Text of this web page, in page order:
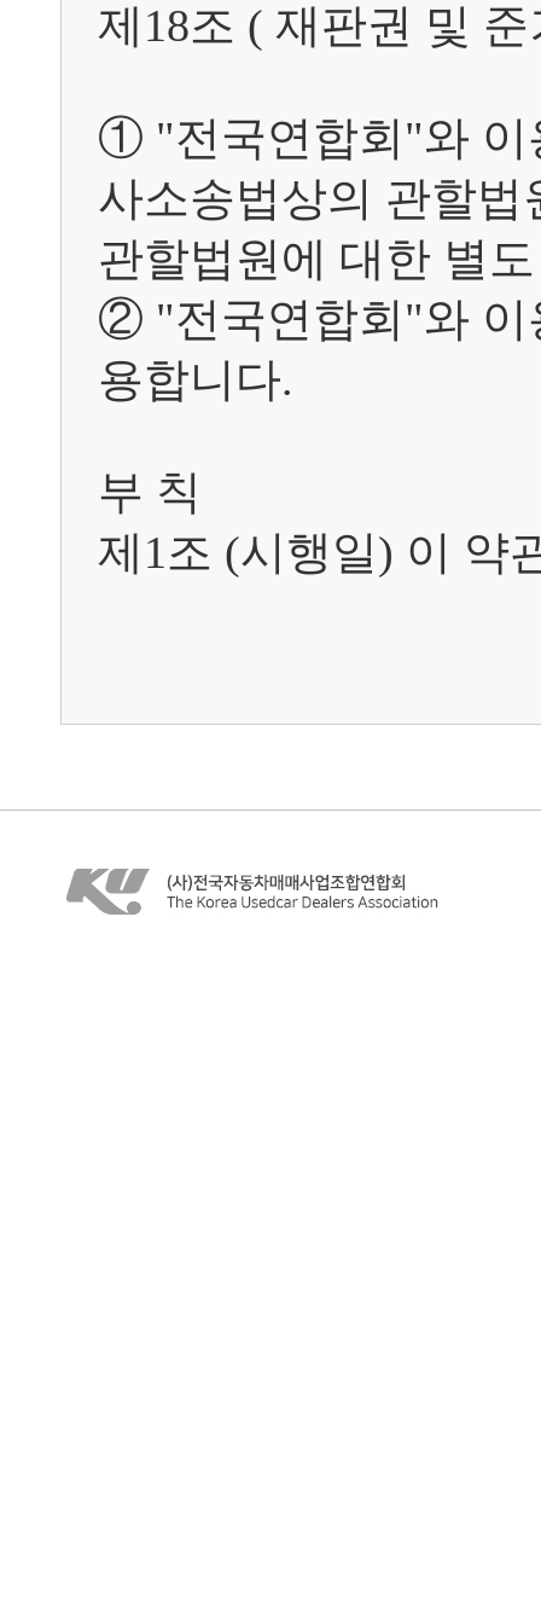
제18조 ( 재판권 및
① "전국연합회"와 이
사소송법상의 관할
관할법원에 대한 별
② "전국연합회"와 이
용합니다.
부 칙
제1조 (시행일) 이 약